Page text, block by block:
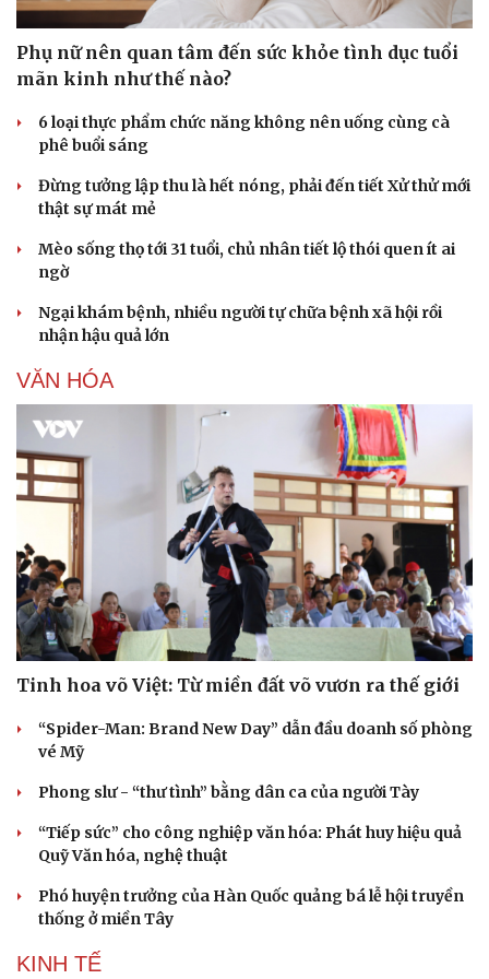
Văn hóa
Văn học
Di sản
Giải trí
Phụ nữ nên quan tâm đến sức khỏe tình dục tuổi
mãn kinh như thế nào?
6 loại thực phẩm chức năng không nên uống cùng cà
phê buổi sáng
Đừng tưởng lập thu là hết nóng, phải đến tiết Xử thử mới
thật sự mát mẻ
Mèo sống thọ tới 31 tuổi, chủ nhân tiết lộ thói quen ít ai
ngờ
Ngại khám bệnh, nhiều người tự chữa bệnh xã hội rồi
nhận hậu quả lớn
VĂN HÓA
Tinh hoa võ Việt: Từ miền đất võ vươn ra thế giới
“Spider-Man: Brand New Day” dẫn đầu doanh số phòng
vé Mỹ
Phong slư - “thư tình” bằng dân ca của người Tày
“Tiếp sức” cho công nghiệp văn hóa: Phát huy hiệu quả
Quỹ Văn hóa, nghệ thuật
Phó huyện trưởng của Hàn Quốc quảng bá lễ hội truyền
thống ở miền Tây
KINH TẾ